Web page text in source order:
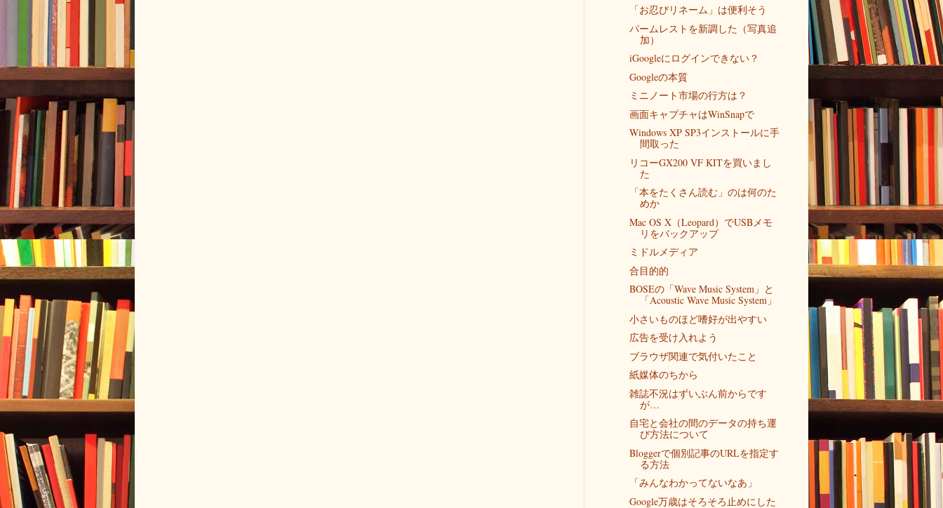
「お忍びリネーム」は便利そう
パームレストを新調した（写真追
加）
iGoogleにログインできない？
Googleの本質
ミニノート市場の行方は？
画面キャプチャはWinSnapで
Windows XP SP3インストールに手
間取った
リコーGX200 VF KITを買いまし
た
「本をたくさん読む」のは何のた
めか
Mac OS X（Leopard）でUSBメモ
リをバックアップ
ミドルメディア
合目的的
BOSEの「Wave Music System」と
「Acoustic Wave Music System」
小さいものほど嗜好が出やすい
広告を受け入れよう
ブラウザ関連で気付いたこと
紙媒体のちから
雑誌不況はずいぶん前からです
が…
自宅と会社の間のデータの持ち運
び方法について
Bloggerで個別記事のURLを指定す
る方法
「みんなわかってないなあ」
Google万歳はそろそろ止めにした